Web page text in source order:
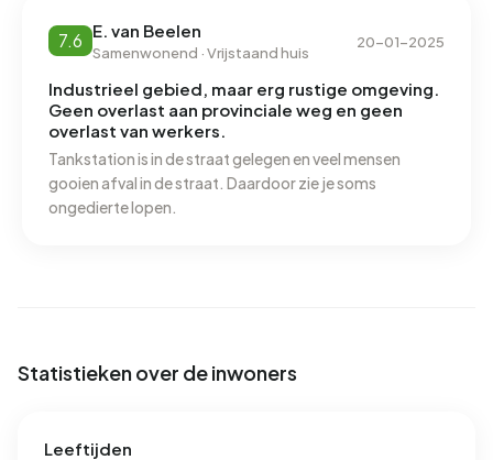
door vanwege het tankstation in de straat en daarbij
laten ze veel zwerfafval slingeren. Omgeving is wel
7.6 E. van Beelen
Samenwonend · Vrijstaand huis
20-01-2025
Industrieel gebied, maar erg rustige omgeving.
Geen overlast aan provinciale weg en geen
overlast van werkers.
Tankstation is in de straat gelegen en veel mensen
gooien afval in de straat. Daardoor zie je soms
ongedierte lopen.
Statistieken over de inwoners
Leeftijden